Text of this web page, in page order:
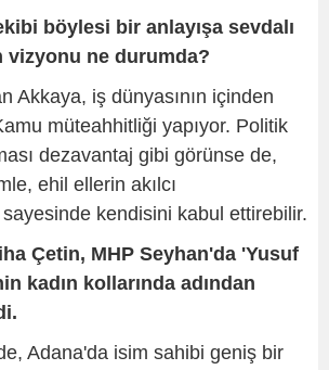
böylesi bir anlayışa sevdalı
vizyonu ne durumda?
Akkaya, iş dünyasının içinden
müteahhitliği yapıyor. Politik
dezavantaj gibi görünse de,
ehil ellerin akılcı
kendisini kabul ettirebilir.
Çetin, MHP Seyhan'da 'Yusuf
kadın kollarında adından
Adana'da isim sahibi geniş bir